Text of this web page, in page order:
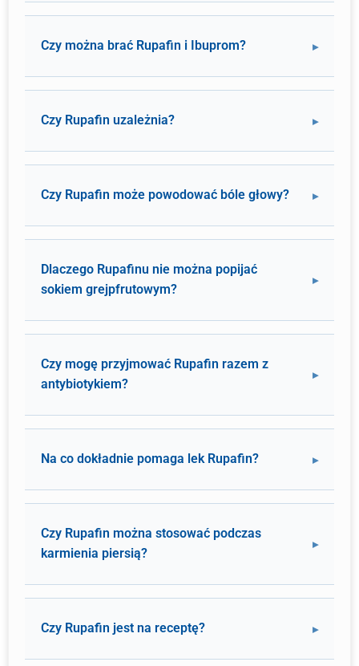
Czy można brać Rupafin i Ibuprom?
Czy Rupafin uzależnia?
Czy Rupafin może powodować bóle głowy?
Dlaczego Rupafinu nie można popijać
sokiem grejpfrutowym?
Czy mogę przyjmować Rupafin razem z
antybiotykiem?
Na co dokładnie pomaga lek Rupafin?
Czy Rupafin można stosować podczas
karmienia piersią?
Czy Rupafin jest na receptę?